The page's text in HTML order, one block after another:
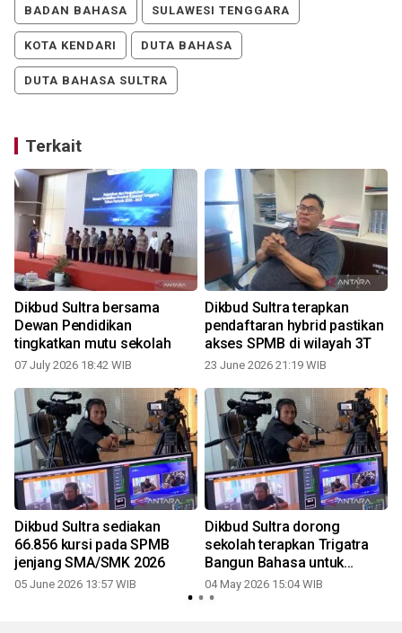
BADAN BAHASA SULAWESI TENGGARA
KOTA KENDARI DUTA BAHASA
DUTA BAHASA SULTRA
Terkait
Dikbud Sultra bersama
Dewan Pendidikan
tingkatkan mutu sekolah
07 July 2026 18:42 WIB
Dikbud Sultra terapkan
pendaftaran hybrid pastikan
akses SPMB di wilayah 3T
23 June 2026 21:19 WIB
Dikbud Sultra sediakan
66.856 kursi pada SPMB
jenjang SMA/SMK 2026
05 June 2026 13:57 WIB
Dikbud Sultra dorong
sekolah terapkan Trigatra
Bangun Bahasa untuk
perkuat literasi
04 May 2026 15:04 WIB